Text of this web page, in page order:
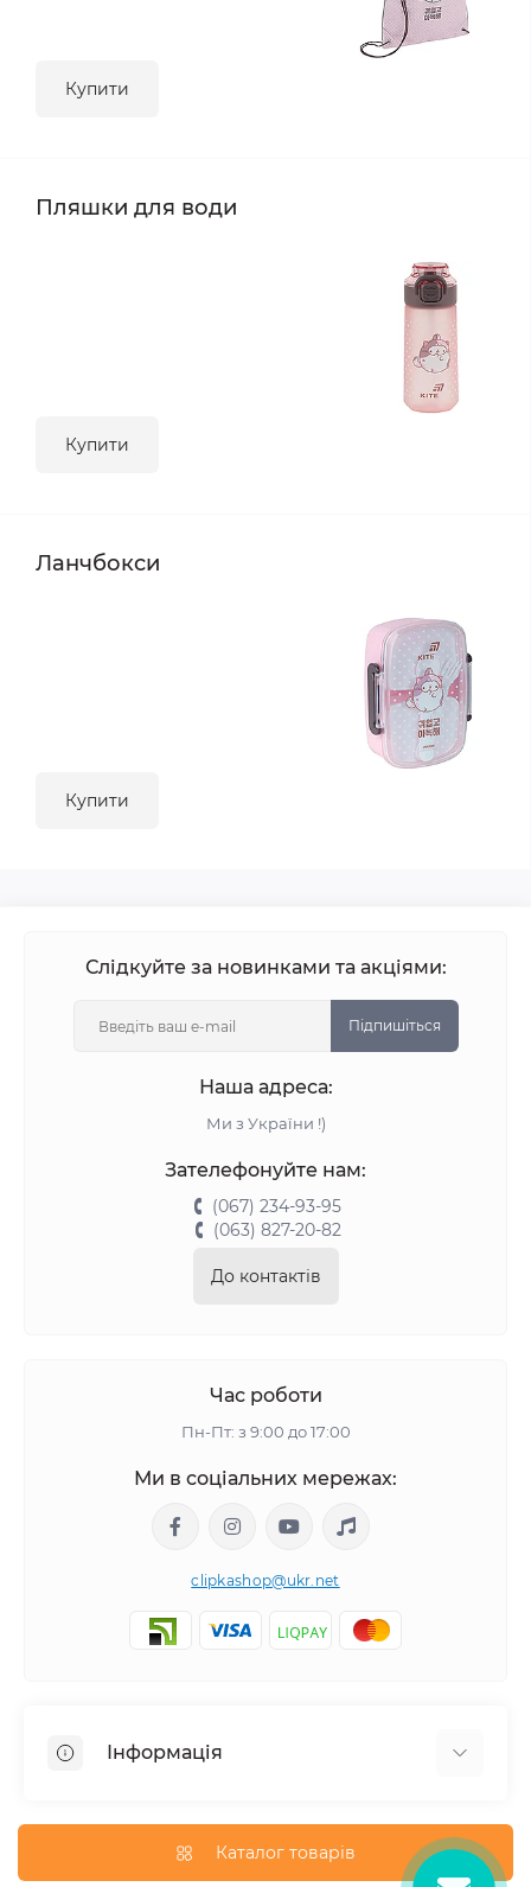
Купити
Пляшки для води
Купити
Ланчбокси
Купити
Слідкуйте за новинками та акціями:
Підпишіться
Наша адреса:
Ми з України !)
Зателефонуйте нам:
(067) 234-93-95
(063) 827-20-82
До контактів
Час роботи
Пн-Пт: з 9:00 до 17:00
Ми в соціальних мережах:
clipkashop@ukr.net
Інформація
Каталог товарів